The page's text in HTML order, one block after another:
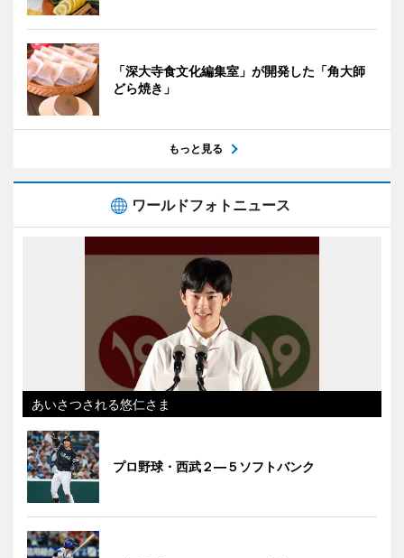
「深大寺食文化編集室」が開発した「角大師
どら焼き」
もっと見る
ワールドフォトニュース
あいさつされる悠仁さま
プロ野球・西武２―５ソフトバンク